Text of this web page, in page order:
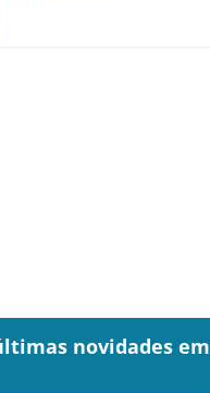
novidades